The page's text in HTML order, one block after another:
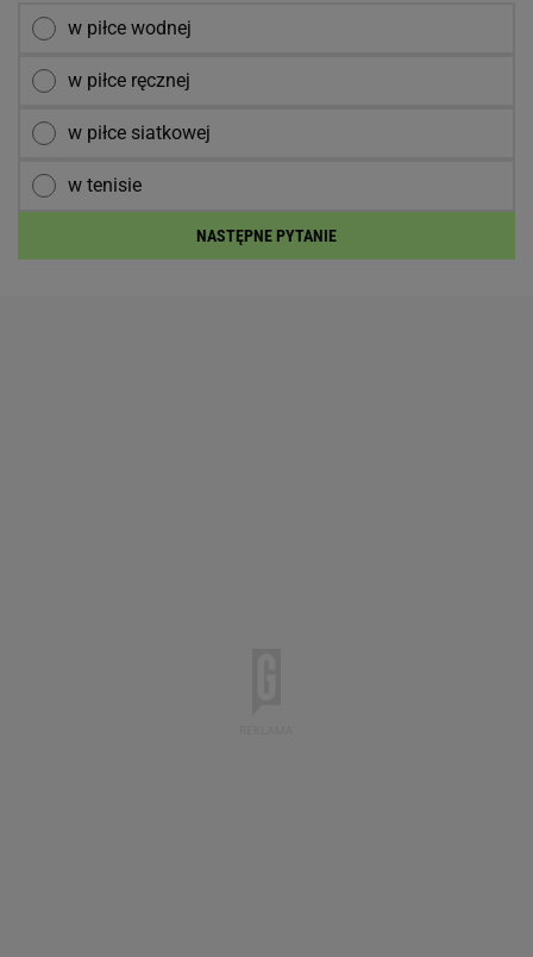
w piłce wodnej
w piłce ręcznej
w piłce siatkowej
w tenisie
NASTĘPNE PYTANIE